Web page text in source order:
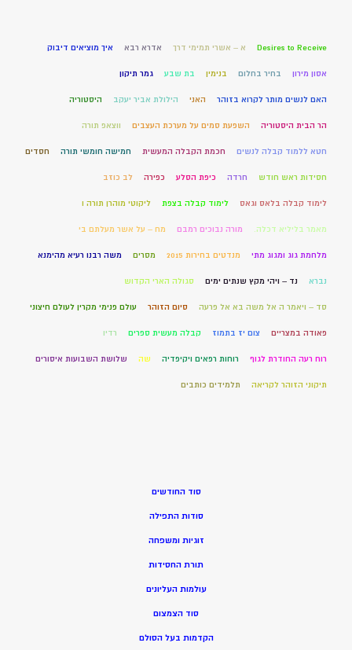
Desires to Receive א – אשרי תמימי דרך אדרא רבא איך מוציאים דיבוק
אסון מירון בחיר בחלום בנימין בת שבע גמר תיקון
האם לנשים מותר לקרוא בזוהר האני הילולת אביר יעקב היסטוריה
הר הבית היסטוריה השפעת סמים על מערכת העצבים ווצאפ תורה
חטא ללמוד קבלה לנשים חכמת הקבלה המעשית חמישה חומשי תורה חסדים
חסידות ראש חודש חרדה כיפת הסלע כפירה לב כוזב
לימוד קבלה בלאס וגאס לימוד קבלה בצפת ליקוטי מוהרן תורה ו
מאמר בליליא דכלה. מורה נבוכים רמבם מח – על אשר מעלתם בי
מלחמת גוג ומגוג מתי מנדטים בחירות 2015 מסרים משה רבנו רעיא מהימנא
נברא נד – ויהי מקץ שנתים ימים סגולה הארי הקדוש
סד – ויאמר ה אל משה בא אל פרעה סיום הזוהר עולם פנימי מקרין לעולם חיצוני
פאודה במצריים צום יז בתמוז קבלה מעשית ספרים רדיו
רוח רעה החודרת לגוף רוחות רפאים ויקיפדיה שה שלושת השבועות איסורים
תיקוני הזוהר לקריאה תלמידים כותבים
סוד החודשים
סודות התפילה
זוגיות ומשפחה
תורת החסידות
עולמות העליונים
סוד הצמצום
הקדמות בעל הסולם